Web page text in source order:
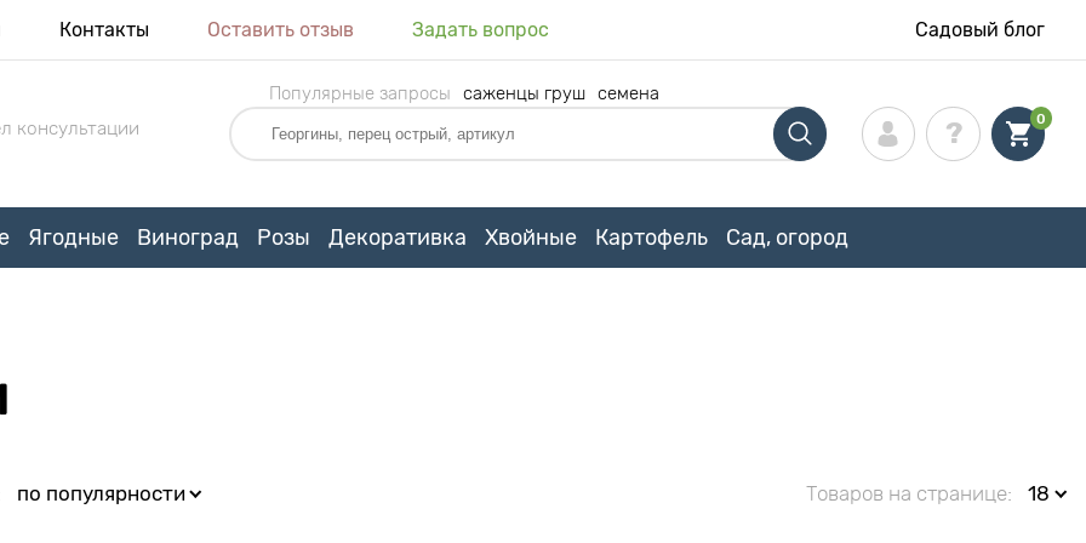
Контакты Оставить отзыв Задать вопрос Садовый блог
консультации
Популярные запросы саженцы груш семена
0
Ягодные Виноград Розы Декоративка Хвойные Картофель Сад, огород
по популярности Товаров на странице: 18